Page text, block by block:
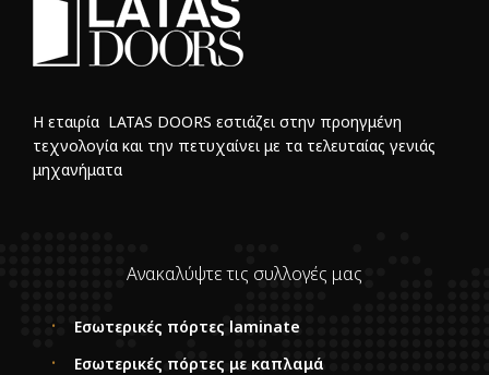
Η εταιρία LATAS DOORS εστιάζει στην προηγμένη
τεχνολογία και την πετυχαίνει με τα τελευταίας γενιάς
μηχανήματα
Ανακαλύψτε τις συλλογές μας
Εσωτερικές πόρτες laminate
Εσωτερικές πόρτες με καπλαμά